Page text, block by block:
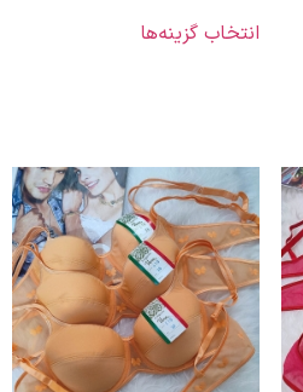
انتخاب گزینه‌ها